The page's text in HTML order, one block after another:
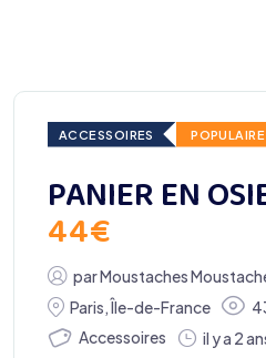
ACCESSOIRES POPULAIRE
PANIER EN
44€
parMoustaches
Paris,Île-de-France
Accessoires
il y a 2